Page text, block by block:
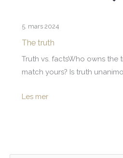
5. mars 2024
The truth
Truth vs. factsWho owns the
match yours? Is truth
Les mer